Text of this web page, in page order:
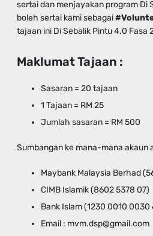
sertai dan menjayakan program Di
boleh sertai kami sebagai
tajaan ini Di Sebalik Pintu 4.0 Fasa
Maklumat Tajaan :
Sasaran = 20 tajaan
1 Tajaan = RM 25
Jumlah sasaran = RM 500
Sumbangan ke mana-mana akaun
Maybank Malaysia Berhad
CIMB Islamik (8602 5378 07)
Bank Islam (1230 0010 0030
Email : mvm.dsp@gmail.com